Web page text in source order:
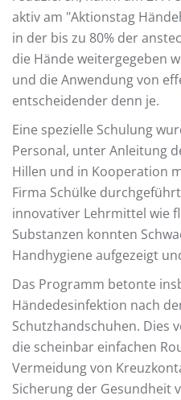
aktiv am "Aktionstag
in der bis zu 80% der
die Hände weitergegeben
und die Anwendung von
entscheidender denn je.
Eine spezielle Schulung
Personal, unter Anleitung
Hillen und in Kooperation
Firma Schülke
innovativer Lehrmittel wie
Substanzen konnten
Handhygiene aufgezeigt
Das Programm betonte
Händedesinfektion nach
Schutzhandschuhen. Dies
die scheinbar einfachen
Vermeidung von
Sicherung der Gesundheit